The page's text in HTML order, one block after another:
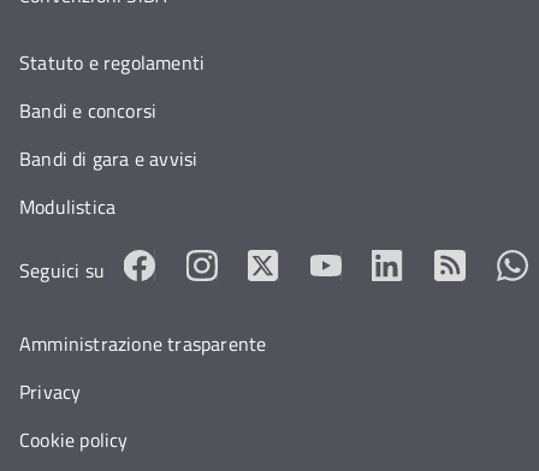
Statuto e regolamenti
Bandi e concorsi
Bandi di gara e avvisi
Modulistica
Seguici su
Amministrazione trasparente
Privacy
Cookie policy